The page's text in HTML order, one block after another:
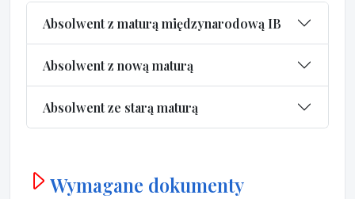
Absolwent z maturą międzynarodową IB
Absolwent z nową maturą
Absolwent ze starą maturą
Wymagane dokumenty